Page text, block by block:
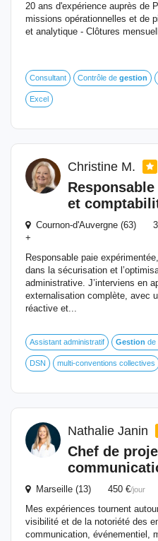
20 ans d'expérience auprès de
missions opérationnelles et de
et analytique - Clôtures
Consultant Contrôle de gestion
Excel
Christine M.
et
Cournon-d'Auvergne (63)
+
Responsable paie
dans la sécurisation et
administrative. J’interviens en
externalisation complète, avec
réactive et...
Assistant administratif Gestion de
DSN multi-conventions collectives
Nathalie Janin
Chef de
Marseille (13) 450 €/jour
Mes expériences tournent
visibilité et de la notoriété des
communication, événementiel,